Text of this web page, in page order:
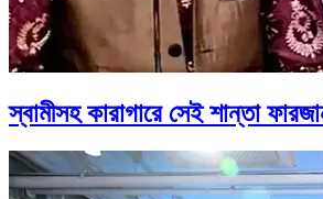
স্বামীসহ কারাগারে সেই শান্তা